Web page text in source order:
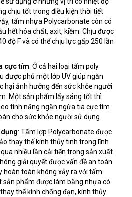
chịu tốt trong điều kiện thời tiết
tấm nhựa Polycarbonate còn có
hết hóa chất, axit, kiềm. Chịu được
độ F và có thể chịu lực gấp 250 lần
cực tím: Ở cả hai loại tấm poly
được phủ một lớp UV giúp ngăn
hại ảnh hưởng đến sức khỏe người
Một sản phẩm lấy sáng tốt thì
tính năng ngăn ngừa tia cực tím
cho sức khỏe người sử dụng.
: Tấm lợp Polycarbonate được
thay thế kính thủy tinh trong lĩnh
nhiều lần cải tiến trong sản xuất
giải quyết được vấn đề an toàn
hoàn toàn không xảy ra với tấm
sản phẩm được làm bằng nhựa có
thế kính chống đạn, kính thủy